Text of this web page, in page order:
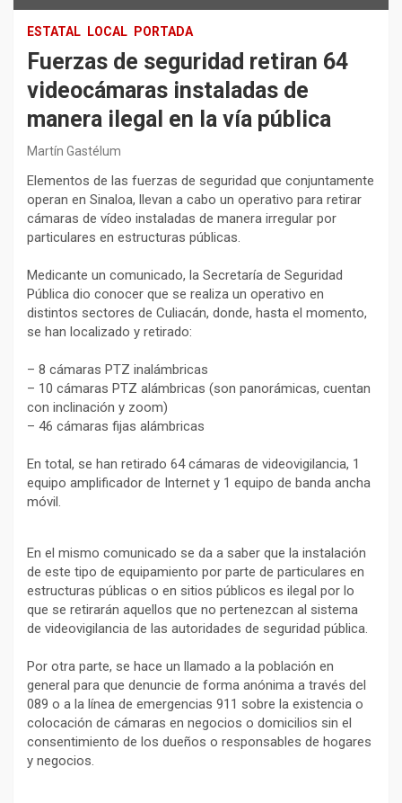
ESTATAL LOCAL PORTADA
Fuerzas de seguridad retiran 64
videocámaras instaladas de
manera ilegal en la vía pública
Martín Gastélum
Elementos de las fuerzas de seguridad que conjuntamente
operan en Sinaloa, llevan a cabo un operativo para retirar
cámaras de vídeo instaladas de manera irregular por
particulares en estructuras públicas.
Medicante un comunicado, la Secretaría de Seguridad
Pública dio conocer que se realiza un operativo en
distintos sectores de Culiacán, donde, hasta el momento,
se han localizado y retirado:
– 8 cámaras PTZ inalámbricas
– 10 cámaras PTZ alámbricas (son panorámicas, cuentan
con inclinación y zoom)
– 46 cámaras fijas alámbricas
En total, se han retirado 64 cámaras de videovigilancia, 1
equipo amplificador de Internet y 1 equipo de banda ancha
móvil.
En el mismo comunicado se da a saber que la instalación
de este tipo de equipamiento por parte de particulares en
estructuras públicas o en sitios públicos es ilegal por lo
que se retirarán aquellos que no pertenezcan al sistema
de videovigilancia de las autoridades de seguridad pública.
Por otra parte, se hace un llamado a la población en
general para que denuncie de forma anónima a través del
089 o a la línea de emergencias 911 sobre la existencia o
colocación de cámaras en negocios o domicilios sin el
consentimiento de los dueños o responsables de hogares
y negocios.